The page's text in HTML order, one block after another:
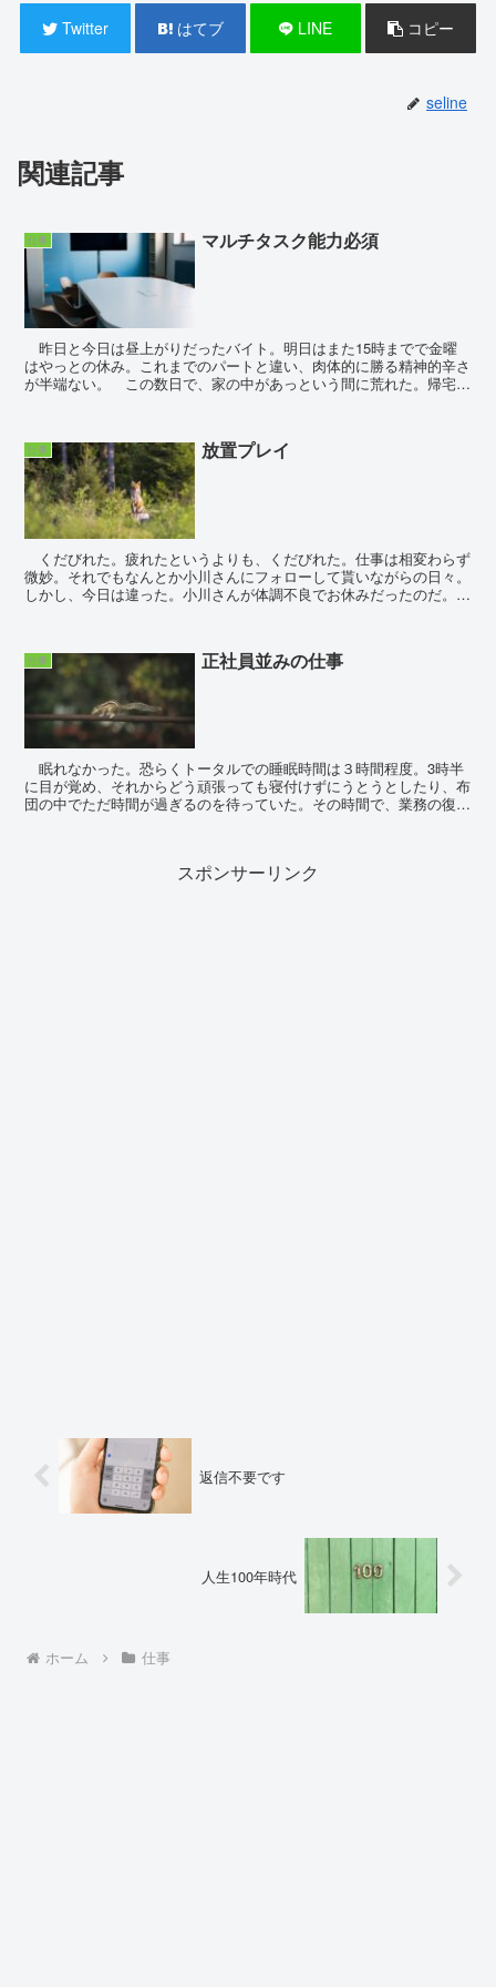
Twitter はてブ LINE コピー
seline
関連記事
仕事 マルチタスク能力必須
昨日と今日は昼上がりだったバイト。明日はまた15時までで金曜
はやっとの休み。これまでのパートと違い、肉体的に勝る精神的辛さ
が半端ない。 この数日で、家の中があっという間に荒れた。帰宅し
仕事 放置プレイ
くだびれた。疲れたというよりも、くだびれた。仕事は相変わらず
微妙。それでもなんとか小川さんにフォローして貰いながらの日々。
しかし、今日は違った。小川さんが体調不良でお休みだったのだ。
仕事 正社員並みの仕事
眠れなかった。恐らくトータルでの睡眠時間は３時間程度。3時半
に目が覚め、それからどう頑張っても寝付けずにうとうとしたり、布
団の中でただ時間が過ぎるのを待っていた。その時間で、業務の復習
スポンサーリンク
返信不要です
人生100年時代
ホーム 仕事